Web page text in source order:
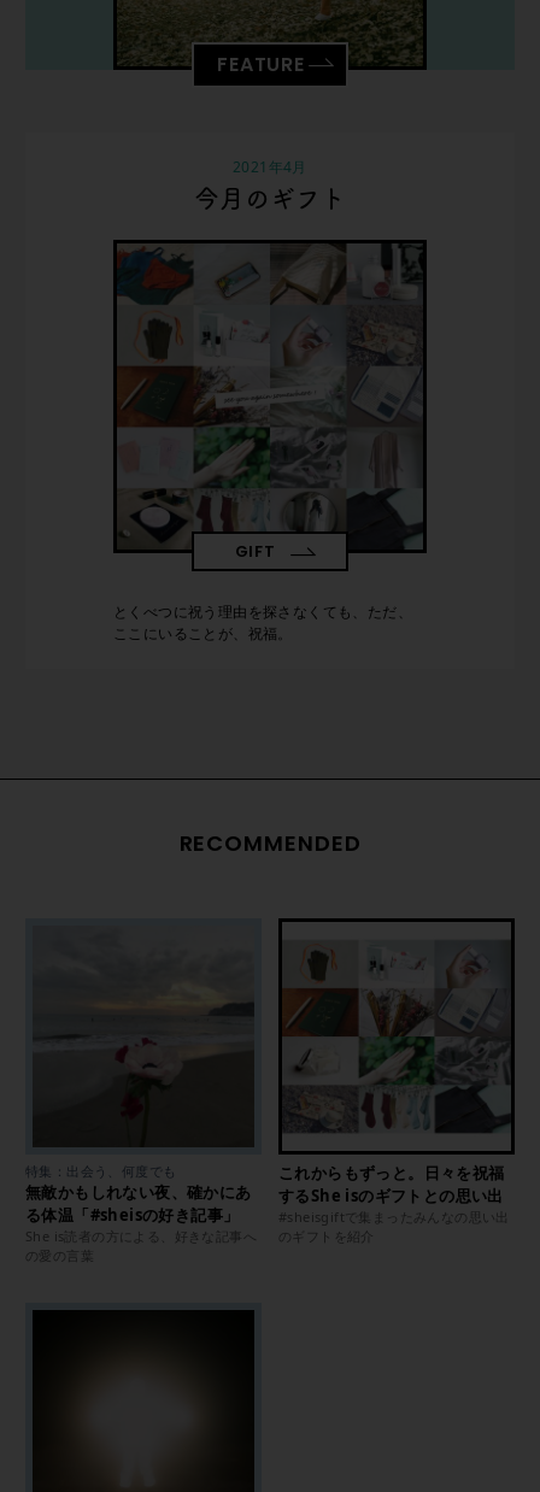
FEATURE
2021年4月
今月のギフト
GIFT
とくべつに祝う理由を探さなくても、ただ、
ここにいることが、祝福。
RECOMMENDED
特集：出会う、何度でも
無敵かもしれない夜、確かにあ
る体温「#sheisの好き記事」
She is読者の方による、好きな記事へ
の愛の言葉
これからもずっと。日々を祝福
するShe isのギフトとの思い出
#sheisgiftで集まったみんなの思い出
のギフトを紹介